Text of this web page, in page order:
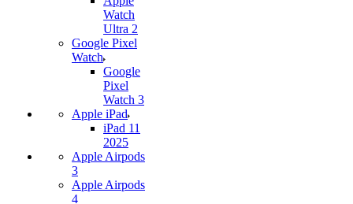
Watch
Ultra 2
Google Pixel
Watch
Google
Pixel
Watch 3
Apple iPad
iPad 11
2025
Apple Airpods
3
Apple Airpods
4